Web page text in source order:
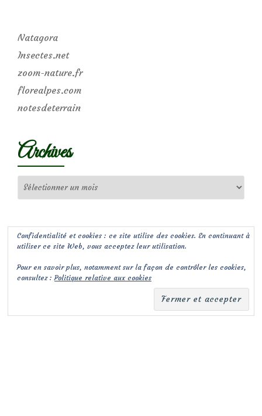
Natagora
Insectes.net
zoom-nature.fr
florealpes.com
notesdeterrain
Archives
Confidentialité et cookies : ce site utilise des cookies. En continuant à
utiliser ce site Web, vous acceptez leur utilisation.
Pour en savoir plus, notamment sur la façon de contrôler les cookies,
consultez :Politique relative aux cookies